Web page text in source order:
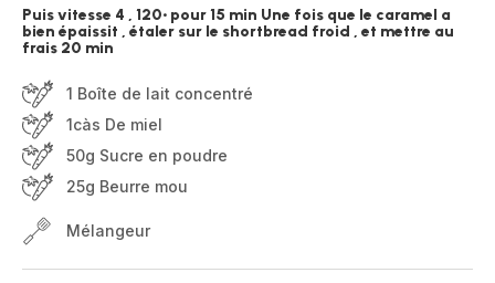
Puis vitesse 4 , 120• pour 15 min Une fois que le caramel a
bien épaissit , étaler sur le shortbread froid , et mettre au
frais 20 min
1 Boîte de lait concentré
1càs De miel
50g Sucre en poudre
25g Beurre mou
Mélangeur